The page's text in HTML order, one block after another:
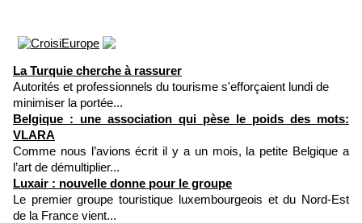
La Turquie cherche à rassurer
Autorités et professionnels du tourisme s'efforçaient lundi de
minimiser la portée...
Belgique : une association qui pèse le poids des mots:
VLARA
Comme nous l’avions écrit il y a un mois, la petite Belgique a
l’art de démultiplier...
Luxair : nouvelle donne pour le groupe
Le premier groupe touristique luxembourgeois et du Nord-Est
de la France vient...